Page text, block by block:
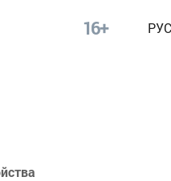
16+ РУС